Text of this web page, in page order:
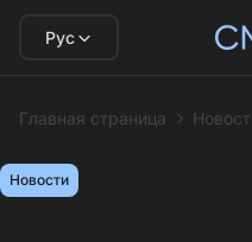
Рус
Главная страница
Новости